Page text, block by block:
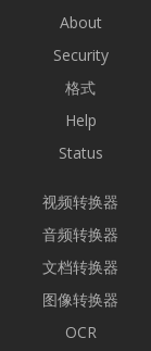
About
Security
格式
Help
Status
视频转换器
音频转换器
文档转换器
图像转换器
OCR